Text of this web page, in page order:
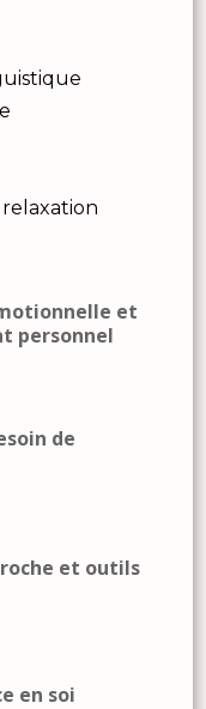
et
personnel
de
et outils
en soi